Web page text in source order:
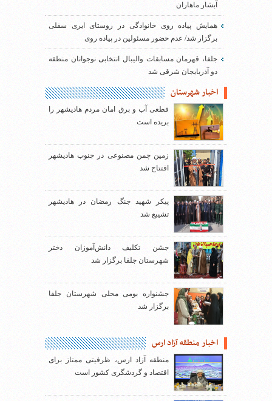
آبشار ماهاران
همایش پیاده روی خانوادگی در روستای ایری سفلی
برگزار شد/ عدم حضور مسئولین در پیاده روی
جلفا، قهرمان مسابقات والیبال انتخابی نوجوانان منطقه
دو آذربایجان شرقی شد
اخبار شهرستان
قطعی آب و برق امان مردم هادیشهر را
بریده است
زمین چمن مصنوعی در جنوب هادیشهر
افتتاح شد
پیکر شهید جنگ رمضان در هادیشهر
تشییع شد
جشن تکلیف دانش‌آموزان دختر
شهرستان جلفا برگزار شد
جشنواره بومی محلی شهرستان جلفا
برگزار شد
اخبار منطقه آزاد ارس
منطقه آزاد ارس، ظرفیتی ممتاز برای
اقتصاد و گردشگری کشور است